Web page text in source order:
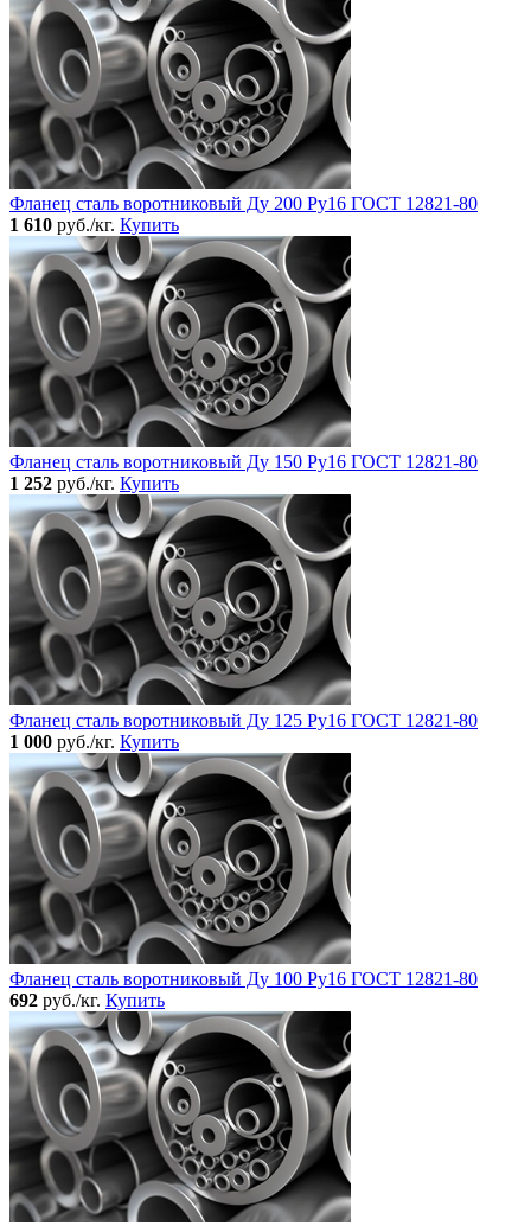
Фланец сталь воротниковый Ду 200 Ру16 ГОСТ 12821-80
1 610 руб./кг. Купить
Фланец сталь воротниковый Ду 150 Ру16 ГОСТ 12821-80
1 252 руб./кг. Купить
Фланец сталь воротниковый Ду 125 Ру16 ГОСТ 12821-80
1 000 руб./кг. Купить
Фланец сталь воротниковый Ду 100 Ру16 ГОСТ 12821-80
692 руб./кг. Купить